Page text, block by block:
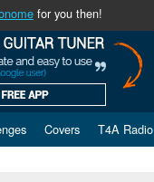
for you then!
Covers T4A Radio